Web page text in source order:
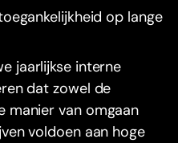
op lange
jaarlijkse interne
dat zowel de
manier van omgaan
voldoen aan hoge